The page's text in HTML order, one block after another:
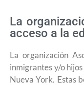
La
acceso a la
La organización
inmigrantes y/o
Nueva York. Estas